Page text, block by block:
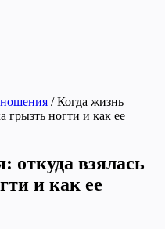
/ Когда жизнь
грызть ногти и как ее
откуда взялась
и как ее